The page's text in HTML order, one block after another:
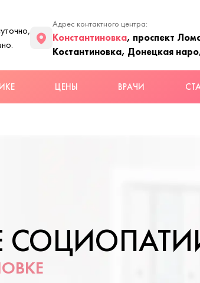
Адрес контактного центра:
Константиновка, проспект
Костантиновка, Донецкая
ЦЕНЫ ВРАЧИ